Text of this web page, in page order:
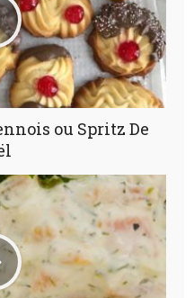
ou Spritz De